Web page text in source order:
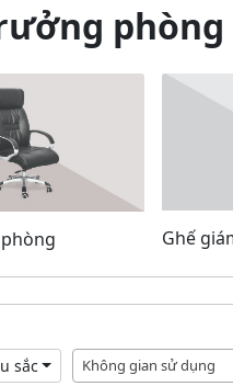
phòng
Ghế
sắc Không gian sử dụng